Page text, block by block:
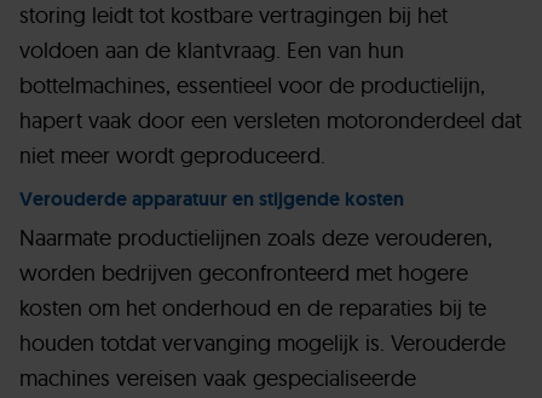
storing leidt tot kostbare vertragingen bij het
voldoen aan de klantvraag. Een van hun
bottelmachines, essentieel voor de productielijn,
hapert vaak door een versleten motoronderdeel dat
niet meer wordt geproduceerd.
Verouderde apparatuur en stijgende kosten
Naarmate productielijnen zoals deze verouderen,
worden bedrijven geconfronteerd met hogere
kosten om het onderhoud en de reparaties bij te
houden totdat vervanging mogelijk is. Verouderde
machines vereisen vaak gespecialiseerde